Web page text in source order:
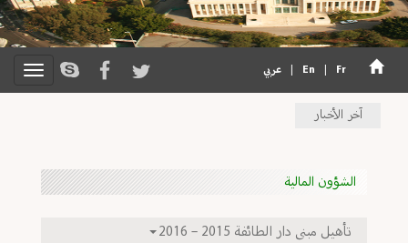
En Fr عربي
آخر الأخبار
الشؤون المالية
تأهيل مبنى دار الطائفة 2015 – 2016